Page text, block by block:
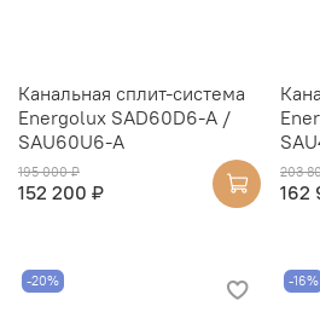
Канальная сплит-система
Energolux SAD60D6-A /
SAU60U6-A
195 000 ₽
152 200 ₽
203
162
-20% -16%